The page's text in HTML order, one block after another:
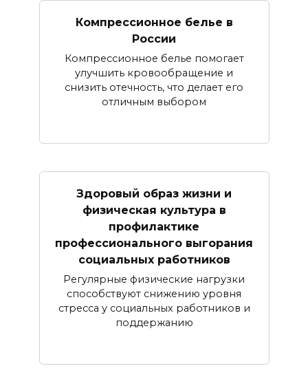
Компрессионное белье в
России
Компрессионное белье помогает
улучшить кровообращение и
снизить отечность, что делает его
отличным выбором
Здоровый образ жизни и
физическая культура в
профилактике
профессионального выгорания
социальных работников
Регулярные физические нагрузки
способствуют снижению уровня
стресса у социальных работников и
поддержанию